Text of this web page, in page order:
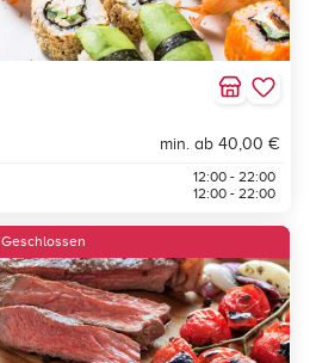
min. ab 40,00 €
12:00 - 22:00
12:00 - 22:00
Geschlossen